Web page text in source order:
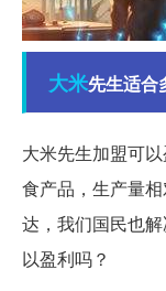
大米先生适合
大米先生加盟可
食产品，生产量
达，我们国民也
以盈利吗？